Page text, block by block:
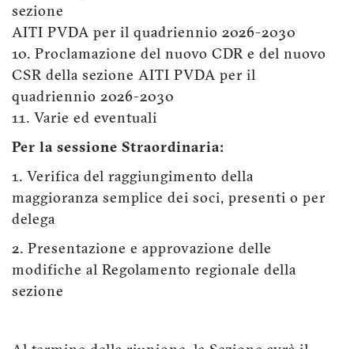
sezione
AITI PVDA per il quadriennio 2026-2030
10. Proclamazione del nuovo CDR e del nuovo
CSR della sezione AITI PVDA per il
quadriennio 2026-2030
11. Varie ed eventuali
Per la sessione Straordinaria:
1. Verifica del raggiungimento della
maggioranza semplice dei soci, presenti o per
delega
2. Presentazione e approvazione delle
modifiche al Regolamento regionale della
sezione